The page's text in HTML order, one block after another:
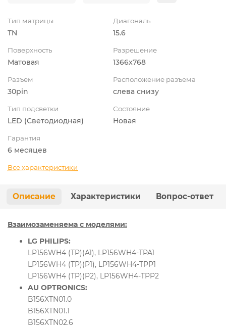
Тип матрицы
TN
Диагональ
15.6
Поверхность
Матовая
Разрешение
1366x768
Разъем
30pin
Расположение разъема
слева снизу
Тип подсветки
LED (Светодиодная)
Состояние
Новая
Гарантия
6 месяцев
Все характеристики
Описание Характеристики Вопрос-ответ
Взаимозаменяема с моделями:
LG PHILIPS:
LP156WH4 (TP)(A1), LP156WH4-TPA1
LP156WH4 (TP)(P1), LP156WH4-TPP1
LP156WH4 (TP)(P2), LP156WH4-TPP2
AU OPTRONICS:
B156XTN01.0
B156XTN01.1
B156XTN02.6